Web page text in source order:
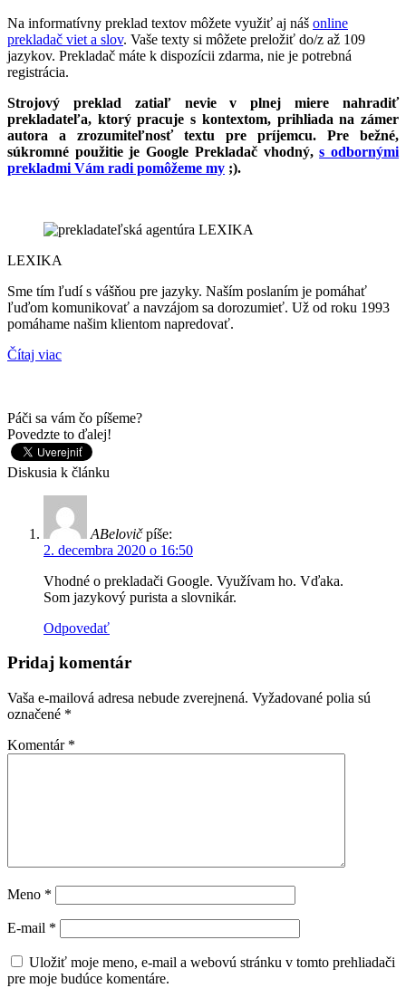
Na informatívny preklad textov môžete využiť aj náš online
prekladač viet a slov. Vaše texty si môžete preložiť do/z až 109
jazykov. Prekladač máte k dispozícii zdarma, nie je potrebná
registrácia.
Strojový preklad zatiaľ nevie v plnej miere nahradiť
prekladateľa, ktorý pracuje s kontextom, prihliada na zámer
autora a zrozumiteľnosť textu pre príjemcu. Pre bežné,
súkromné použitie je Google Prekladač vhodný,s odbornými
prekladmi Vám radi pomôžeme my ;).
LEXIKA
Sme tím ľudí s vášňou pre jazyky. Naším poslaním je pomáhať
ľuďom komunikovať a navzájom sa dorozumieť. Už od roku 1993
pomáhame našim klientom napredovať.
Čítaj viac
Páči sa vám čo píšeme?
Povedzte to ďalej!
Diskusia k článku
ABelovič píše:
2. decembra 2020 o 16:50
Vhodné o prekladači Google. Využívam ho. Vďaka.
Som jazykový purista a slovnikár.
Odpovedať
Pridaj komentár
Vaša e-mailová adresa nebude zverejnená. Vyžadované polia sú
označené *
Komentár *
Meno *
E-mail *
Uložiť moje meno, e-mail a webovú stránku v tomto prehliadači
pre moje budúce komentáre.